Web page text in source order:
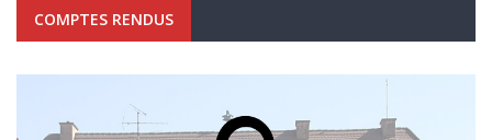
COMPTES RENDUS